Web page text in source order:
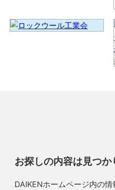
お探しの内容は見つか
DAIKENホームページ内の